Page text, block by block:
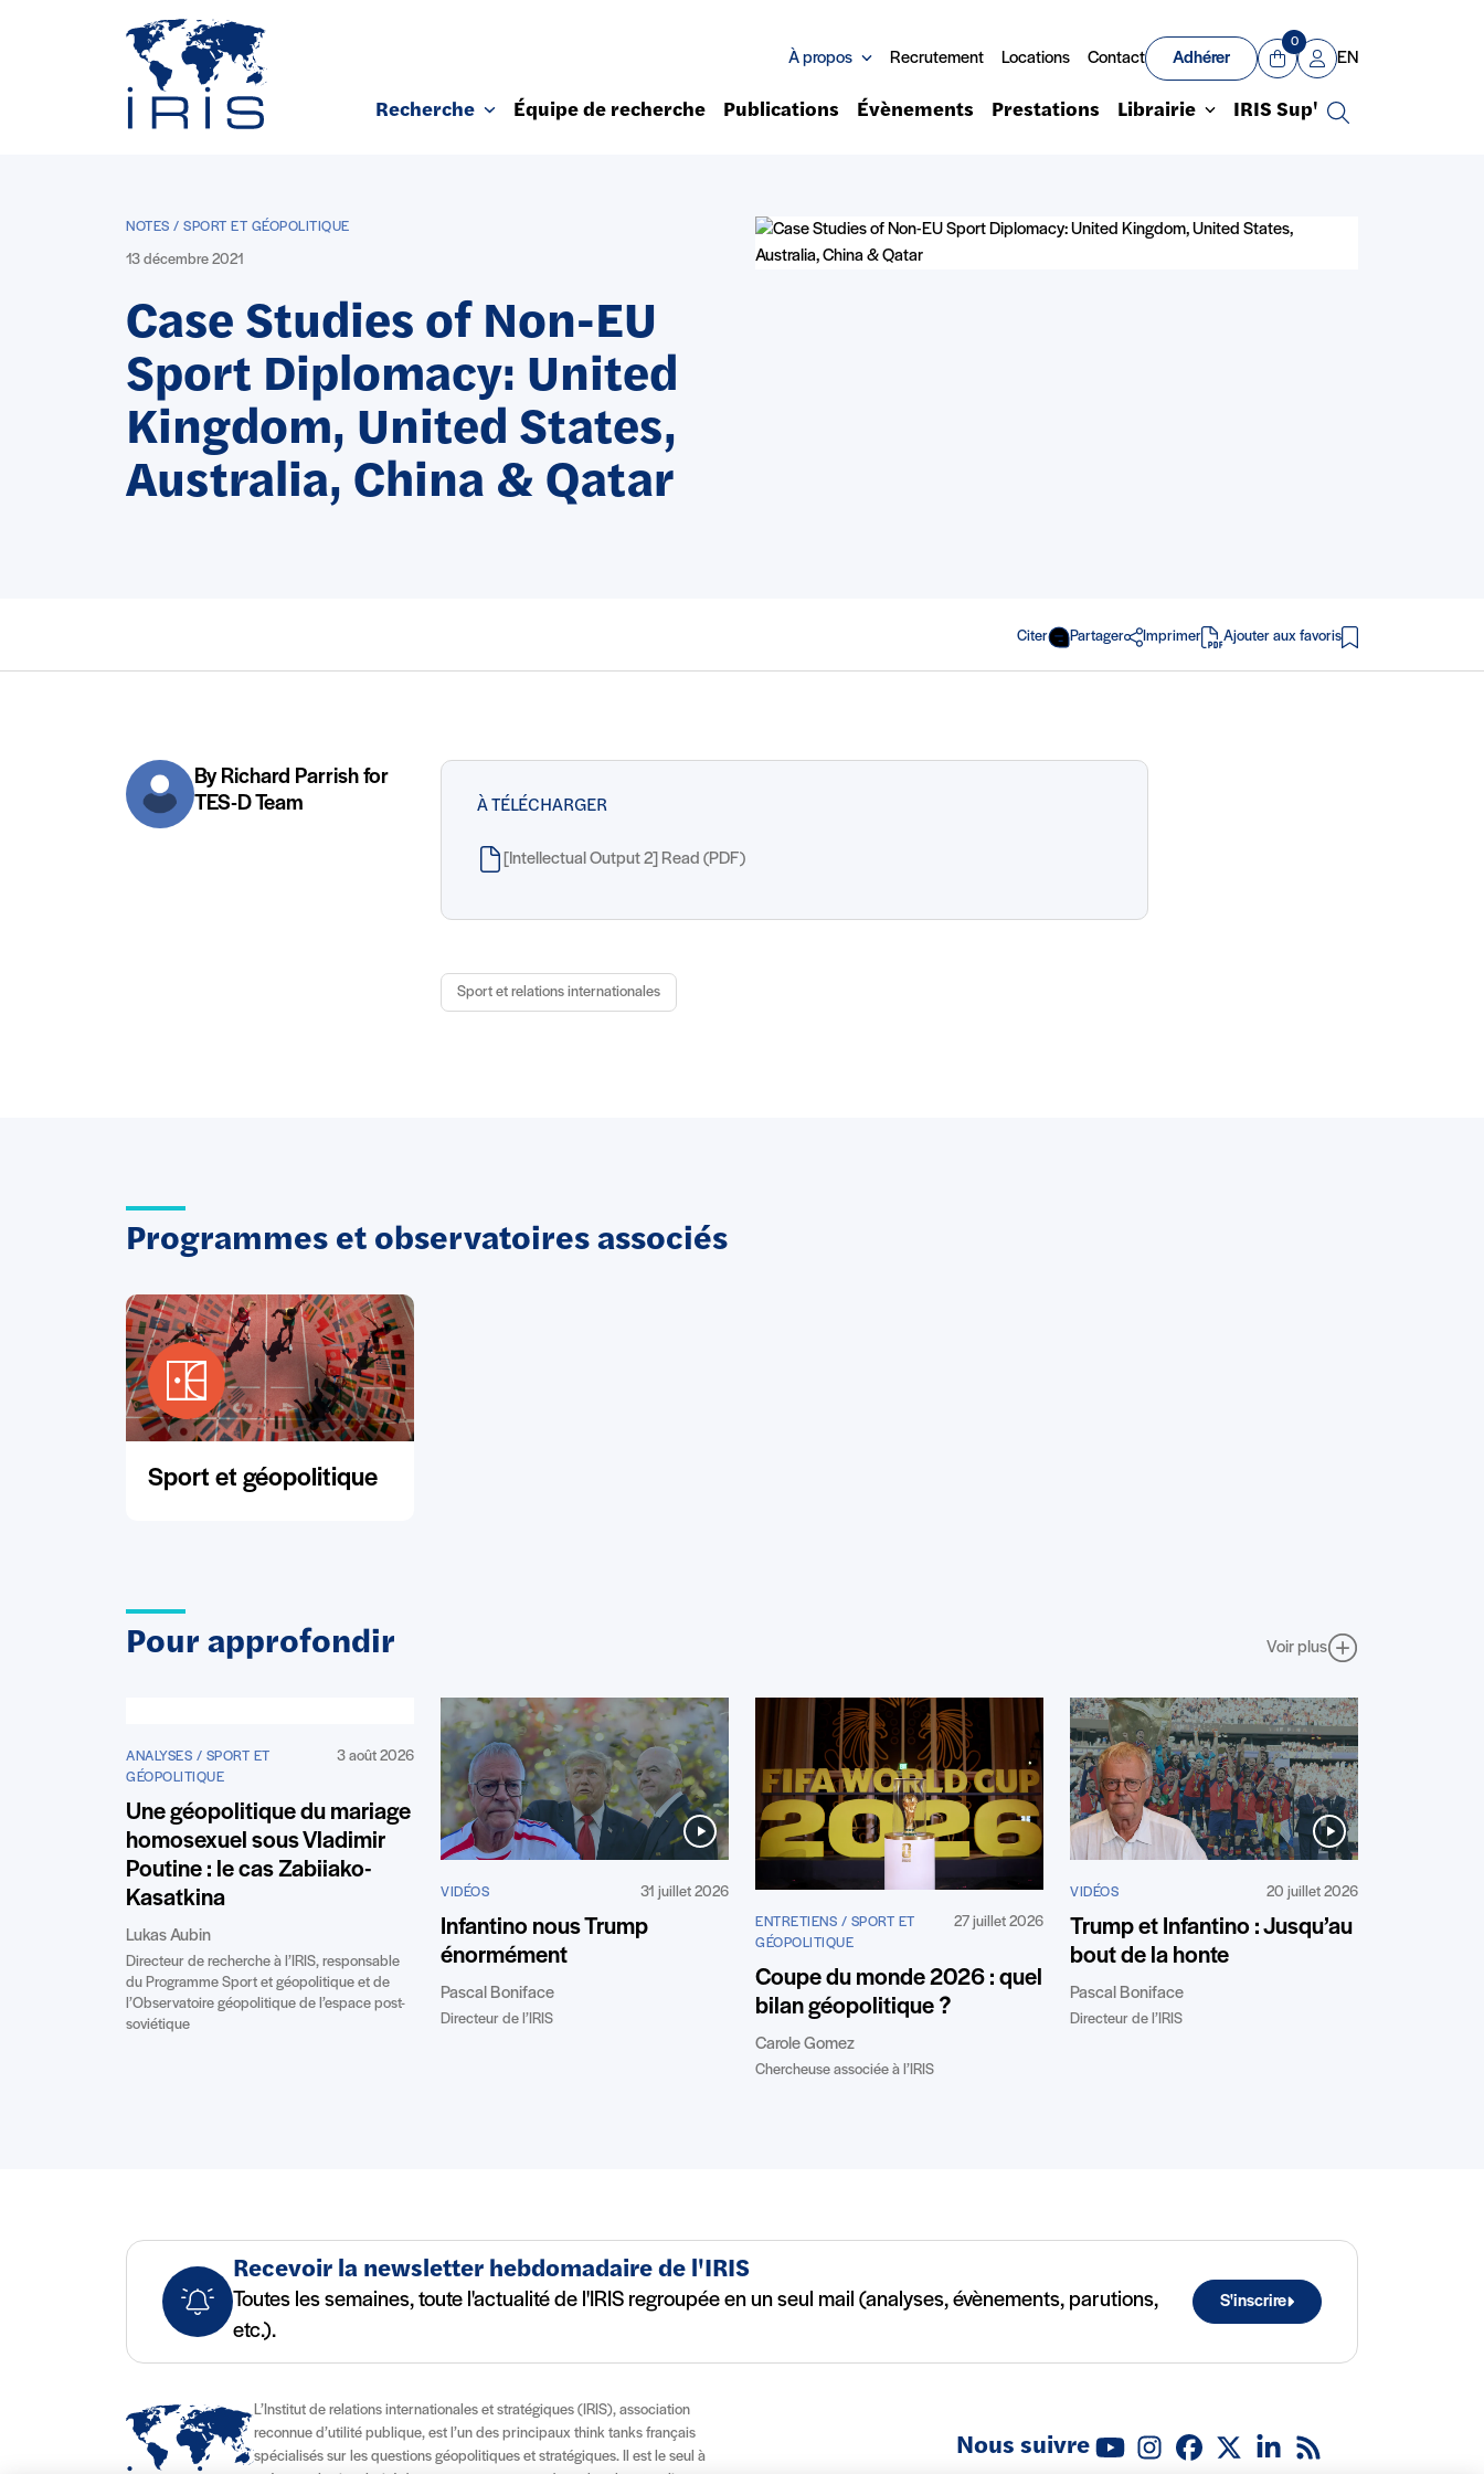
À propos Recrutement Locations Contact Adhérer
Panier
0
Mon compte
EN
Recherche Équipe de recherche Publications Évènements Prestations Librairie IRIS Sup'
Recherche
NOTES / SPORT ET GÉOPOLITIQUE
13 décembre 2021
Case Studies of Non-EU
Sport Diplomacy: United
Kingdom, United States,
Australia, China & Qatar
Citer Partager Imprimer
en PDF
Ajouter aux favoris
By Richard Parrish for
TES-D Team
À TÉLÉCHARGER
[Intellectual Output 2] Read (PDF)
Sport et relations internationales
Programmes et observatoires associés
Sport et géopolitique
Pour approfondir Voir plus
ANALYSES / SPORT ET
GÉOPOLITIQUE
3 août 2026
Une géopolitique du mariage
homosexuel sous Vladimir
Poutine : le cas Zabiiako-
Kasatkina
Lukas Aubin
Directeur de recherche à l’IRIS, responsable
du Programme Sport et géopolitique et de
l’Observatoire géopolitique de l’espace post-
soviétique
VIDÉOS 31 juillet 2026
Infantino nous Trump
énormément
Pascal Boniface
Directeur de l’IRIS
ENTRETIENS / SPORT ET
GÉOPOLITIQUE
27 juillet 2026
Coupe du monde 2026 : quel
bilan géopolitique ?
Carole Gomez
Chercheuse associée à l’IRIS
VIDÉOS 20 juillet 2026
Trump et Infantino : Jusqu’au
bout de la honte
Pascal Boniface
Directeur de l’IRIS
Recevoir la newsletter hebdomadaire de l'IRIS
Toutes les semaines, toute l'actualité de l'IRIS regroupée en un seul mail (analyses, évènements, parutions,
etc.).
S'inscrire
L’Institut de relations internationales et stratégiques (IRIS), association
reconnue d’utilité publique, est l’un des principaux think tanks français
spécialisés sur les questions géopolitiques et stratégiques. Il est le seul à
Nous suivre YoutubeInstagramFacebookX (Twitter)
LinkedinFlux RSS